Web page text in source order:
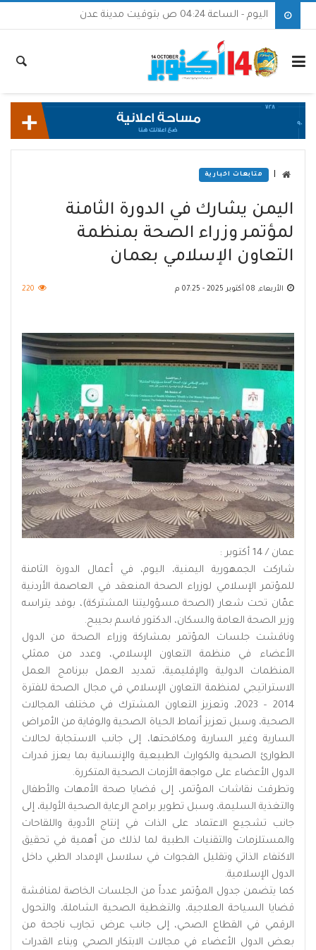
اليوم - الساعة 04:24 ص بتوقيت مدينة عدن
متابعات اخبارية
اليمن يشارك في الدورة الثامنة
لمؤتمر وزراء الصحة بمنظمة
التعاون الإسلامي بعمان
الأربعاء, 08 أكتوبر 2025 - 07:25 م 220
عمان / 14 أكتوبر :
شاركت الجمهورية اليمنية، اليوم، في أعمال الدورة الثامنة
للمؤتمر الإسلامي لوزراء الصحة المنعقد في العاصمة الأردنية
عمّان تحت شعار (الصحة مسؤوليتنا المشتركة)، بوفد يتراسه
وزير الصحة العامة والسكان، الدكتور قاسم بحيبح.
وناقشت جلسات المؤتمر بمشاركة وزراء الصحة من الدول
الأعضاء في منظمة التعاون الإسلامي، وعدد من ممثلي
المنظمات الدولية والإقليمية، تمديد العمل ببرنامج العمل
الاستراتيجي لمنظمة التعاون الإسلامي في مجال الصحة للفترة
2014 – 2023، وتعزيز التعاون المشترك في مختلف المجالات
الصحية، وسبل تعزيز أنماط الحياة الصحية والوقاية من الأمراض
السارية وغير السارية ومكافحتها، إلى جانب الاستجابة لحالات
الطوارئ الصحية والكوارث الطبيعية والإنسانية بما يعزز قدرات
الدول الأعضاء على مواجهة الأزمات الصحية المتكررة.
وتطرقت نقاشات المؤتمر، إلى قضايا صحة الأمهات والأطفال
والتغذية السليمة، وسبل تطوير برامج الرعاية الصحية الأولية، إلى
جانب تشجيع الاعتماد على الذات في إنتاج الأدوية واللقاحات
والمستلزمات والتقنيات الطبية لما لذلك من أهمية في تحقيق
الاكتفاء الذاتي وتقليل الفجوات في سلاسل الإمداد الطبي داخل
الدول الإسلامية.
كما يتضمن جدول المؤتمر عدداً من الجلسات الخاصة لمناقشة
قضايا السياحة العلاجية، والتغطية الصحية الشاملة، والتحول
الرقمي في القطاع الصحي، إلى جانب عرض تجارب ناجحة من
بعض الدول الأعضاء في مجالات الابتكار الصحي وبناء القدرات